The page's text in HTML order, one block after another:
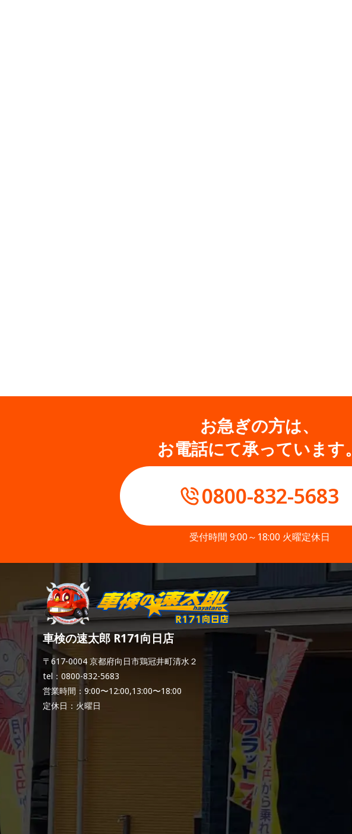
お急ぎの方は、
お電話にて承っています。
0800-832-5683
受付時間 9:00～18:00 火曜定休日
車検の速太郎 R171向日店
〒617-0004 京都府向日市鶏冠井町清水２
tel：0800-832-5683
営業時間：9:00〜12:00,13:00〜18:00
定休日：火曜日